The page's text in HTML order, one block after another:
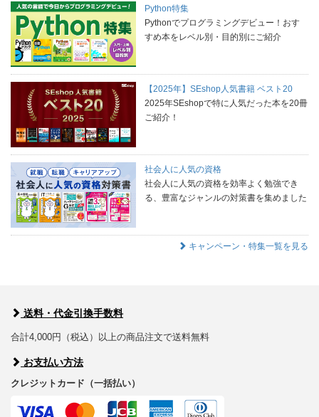
Python特集
Pythonでプログラミングデビュー！おす
すめ本をレベル別・目的別にご紹介
【2025年】SEshop人気書籍 ベスト20
2025年SEshopで特に人気だった本を20冊
ご紹介！
社会人に人気の資格
社会人に人気の資格を効率よく勉強でき
る、豊富なジャンルの対策書を集めました
キャンペーン・特集一覧を見る
送料・代金引換手数料
合計4,000円（税込）以上の商品注文で送料無料
お支払い方法
クレジットカード（一括払い）